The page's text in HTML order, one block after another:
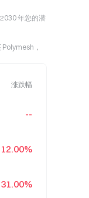
年您的潜
，
涨跌幅
--